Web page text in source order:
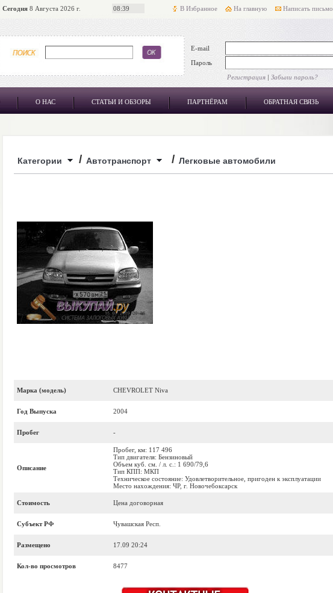
Сегодня8 Августа 2026 г. 08:39 В Избранное На главную Написать письмо
E-mail
Пароль
Регистрация| Забыли пароль?
О НАС СТАТЬИ И ОБЗОРЫ ПАРТНЁРАМ ОБРАТНАЯ СВЯЗЬ
Категории / Автотранспорт / Легковые автомобили
Марка (модель) CHEVROLET Niva
Год Выпуска 2004
Пробег -
Описание
Пробег, км: 117 496
Тип двигателя: Бензиновый
Объем куб. см. / л. с.: 1 690/79,6
Тип КПП: МКП
Техническое состояние: Удовлетворительное, пригоден к эксплуатации
Место нахождения: ЧР, г. Новочебоксарск
Стоимость Цена договорная
Субъект РФ Чувашская Респ.
Размещено 17.09 20:24
Кол-во просмотров 8477